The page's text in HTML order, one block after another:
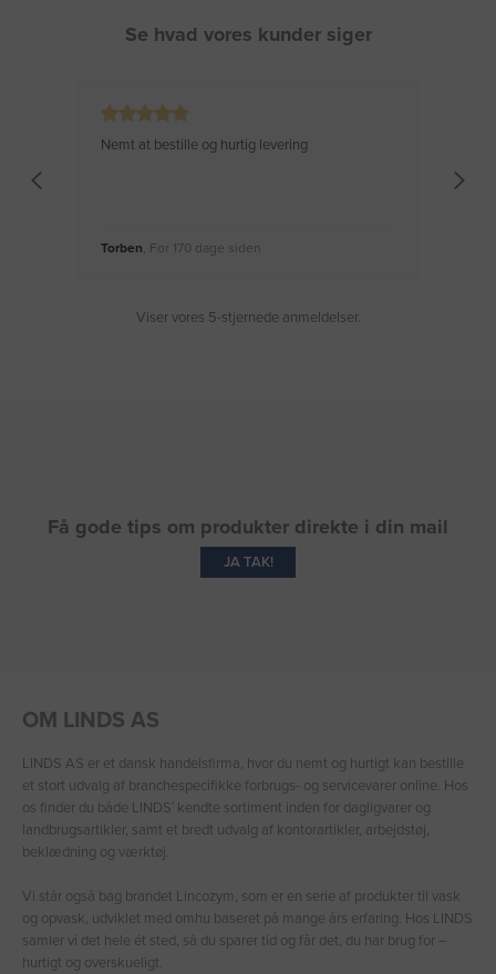
Se hvad vores kunder siger
Nemt at bestille og hurtig levering
Torben, For 170 dage siden
Viser vores 5-stjernede anmeldelser.
Få gode tips om produkter direkte i din mail
JA TAK!
OM LINDS AS
LINDS AS er et dansk handelsfirma, hvor du nemt og hurtigt kan bestille
et stort udvalg af branchespecifikke forbrugs- og servicevarer online. Hos
os finder du både LINDS′ kendte sortiment inden for dagligvarer og
landbrugsartikler, samt et bredt udvalg af kontorartikler, arbejdstøj,
beklædning og værktøj.
Vi står også bag brandet Lincozym, som er en serie af produkter til vask
og opvask, udviklet med omhu baseret på mange års erfaring. Hos LINDS
samler vi det hele ét sted, så du sparer tid og får det, du har brug for –
hurtigt og overskueligt.